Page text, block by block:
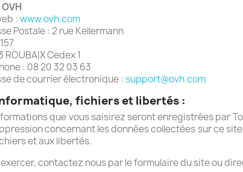
OVH
: www.ovh.com
Postale : 2 rue Kellermann
ROUBAIX Cedex 1
: 08 20 32 03 63
de courrier électronique : support@ovh.com
fichiers et libertés :
que vous saisirez seront enregistrées par
concernant les données collectées sur ce
et aux libertés.
contactez nous par le formulaire du site ou